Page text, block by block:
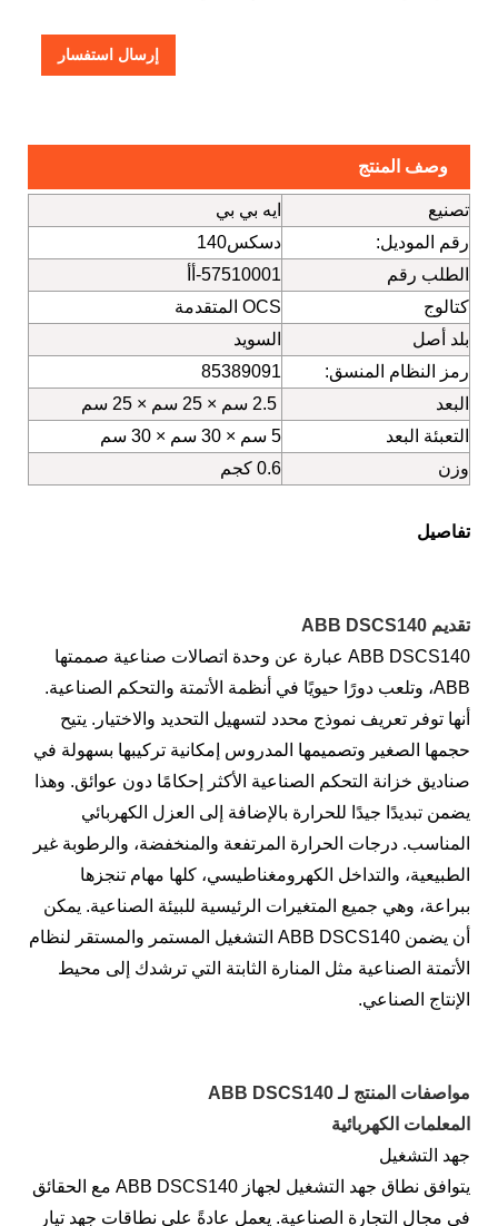
إرسال استفسار
وصف المنتج
تصنيع
ايه بي بي
رقم الموديل:
دسكس140
الطلب رقم
57510001-أأ
كتالوج
OCS المتقدمة
بلد أصل
السويد
رمز النظام المنسق:
85389091
البعد
التعبئة البعد
5 سم × 30 سم × 30 سم
وزن
0.6 كجم
تفاصيل
تقديم ABB DSCS140
ABB DSCS140 عبارة عن وحدة اتصالات صناعية صممتها
ABB، وتلعب دورًا حيويًا في أنظمة الأتمتة والتحكم الصناعية.
أنها توفر تعريف نموذج محدد لتسهيل التحديد والاختيار. يتيح
حجمها الصغير وتصميمها المدروس إمكانية تركيبها بسهولة في
صناديق خزانة التحكم الصناعية الأكثر إحكامًا دون عوائق. وهذا
يضمن تبديدًا جيدًا للحرارة بالإضافة إلى العزل الكهربائي
المناسب. درجات الحرارة المرتفعة والمنخفضة، والرطوبة غير
الطبيعية، والتداخل الكهرومغناطيسي، كلها مهام تنجزها
ببراعة، وهي جميع المتغيرات الرئيسية للبيئة الصناعية. يمكن
أن يضمن ABB DSCS140 التشغيل المستمر والمستقر لنظام
الأتمتة الصناعية مثل المنارة الثابتة التي ترشدك إلى محيط
الإنتاج الصناعي.
مواصفات المنتج لـ ABB DSCS140
المعلمات الكهربائية
جهد التشغيل
يتوافق نطاق جهد التشغيل لجهاز ABB DSCS140 مع الحقائق
في مجال التجارة الصناعية. يعمل عادةً على نطاقات جهد تيار